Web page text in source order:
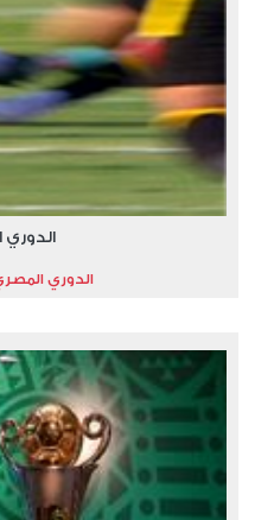
الدوري
الدوري المصري 2025/